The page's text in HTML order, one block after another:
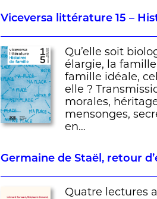
Viceversa littérature 15 –
Qu’elle soit
élargie, la
famille idéale,
elle ?
morales,
mensonges,
en…
Germaine de Staël, retour
Quatre lectures